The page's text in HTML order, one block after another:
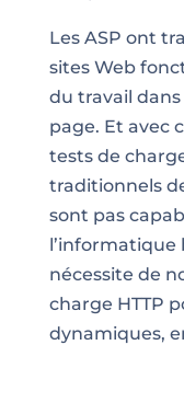
Les ASP ont
sites Web
du travail
page. Et avec
tests de
traditionnels
sont pas
l’informatique
nécessite de
charge HTTP
dynamiques,